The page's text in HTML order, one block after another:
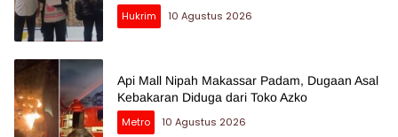
Hukrim
10 Agustus 2026
Api Mall Nipah Makassar Padam, Dugaan Asal
Kebakaran Diduga dari Toko Azko
Metro
10 Agustus 2026